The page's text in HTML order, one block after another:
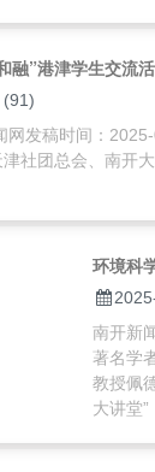
”港津学生交流
(91)
网发稿时间：
社团总会、南开
环境科
南开新
著名学
教授佩
大讲堂”